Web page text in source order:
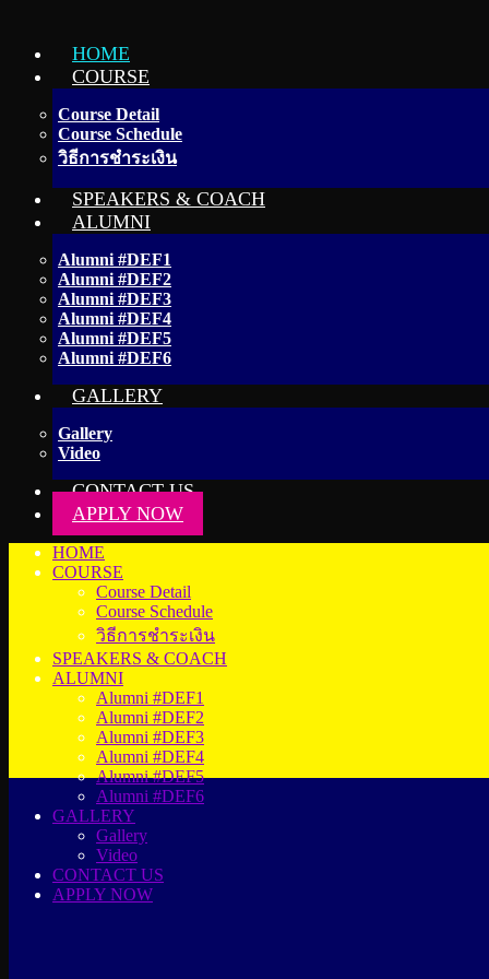
HOME
COURSE
Course Detail
Course Schedule
วิธีการชำระเงิน
SPEAKERS & COACH
ALUMNI
Alumni #DEF1
Alumni #DEF2
Alumni #DEF3
Alumni #DEF4
Alumni #DEF5
Alumni #DEF6
GALLERY
Gallery
Video
CONTACT US
APPLY NOW
HOME
COURSE
Course Detail
Course Schedule
วิธีการชำระเงิน
SPEAKERS & COACH
ALUMNI
Alumni #DEF1
Alumni #DEF2
Alumni #DEF3
Alumni #DEF4
Alumni #DEF5
Alumni #DEF6
GALLERY
Gallery
Video
CONTACT US
APPLY NOW